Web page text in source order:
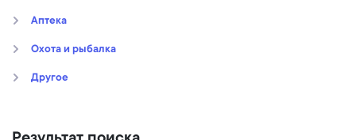
Аптека
Охота и рыбалка
Другое